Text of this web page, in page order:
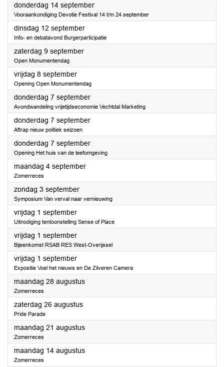
donderdag 14 september2023
Vooraankondiging Devotie Festival 14 t/m 24 september
dinsdag 12 september2023
Info- en debatavond Burgerparticipatie
zaterdag 9 september2023
Open Monumentendag
vrijdag 8 september2023
Opening Open Monumentendag
donderdag 7 september2023
Avondwandeling vrijetijdseconomie Vechtdal Marketing
donderdag 7 september2023
Aftrap nieuw politiek seizoen
donderdag 7 september2023
Opening Het huis van de leefomgeving
maandag 4 september2023
Zomerreces
zondag 3 september2023
Symposium Van verval naar vernieuwing
vrijdag 1 september2023
Uitnodiging tentoonstelling Sense of Place
vrijdag 1 september2023
Bijeenkomst RSAB RES West-Overijssel
vrijdag 1 september2023
Expositie Voel het nieuws en De Zilveren Camera
maandag 28 augustus2023
Zomerreces
zaterdag 26 augustus2023
Pride Parade
maandag 21 augustus2023
Zomerreces
maandag 14 augustus2023
Zomerreces